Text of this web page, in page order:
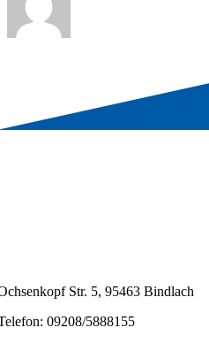
Str. 5, 95463 Bindlach
09208/5888155